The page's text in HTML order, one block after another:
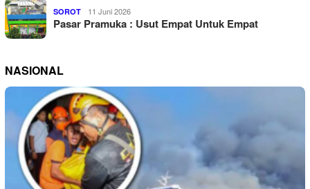
SOROT 11 Juni 2026
Pasar Pramuka : Usut Empat Untuk Empat
NASIONAL